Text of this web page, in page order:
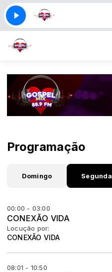
Programação
Domingo Segunda
00:00 - 03:00
CONEXÃO VIDA
Locução por:
CONEXÃO VIDA
08:01 - 10:50